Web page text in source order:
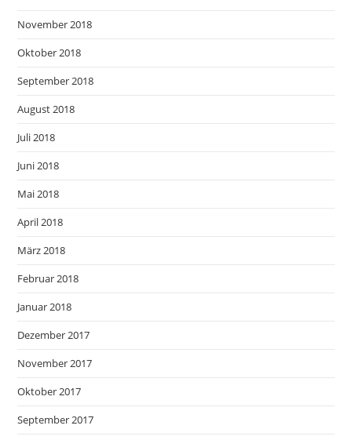
November 2018
Oktober 2018
September 2018
August 2018
Juli 2018
Juni 2018
Mai 2018
April 2018
März 2018
Februar 2018
Januar 2018
Dezember 2017
November 2017
Oktober 2017
September 2017